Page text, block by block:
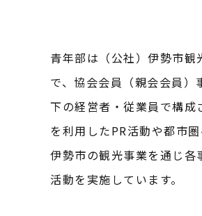
青年部は（公社）伊勢市観
で、協会会員（親会会員）
下の経営者・従業員で構成
を利用したPR活動や都市圏
伊勢市の観光事業を通じ各
活動を実施しています。